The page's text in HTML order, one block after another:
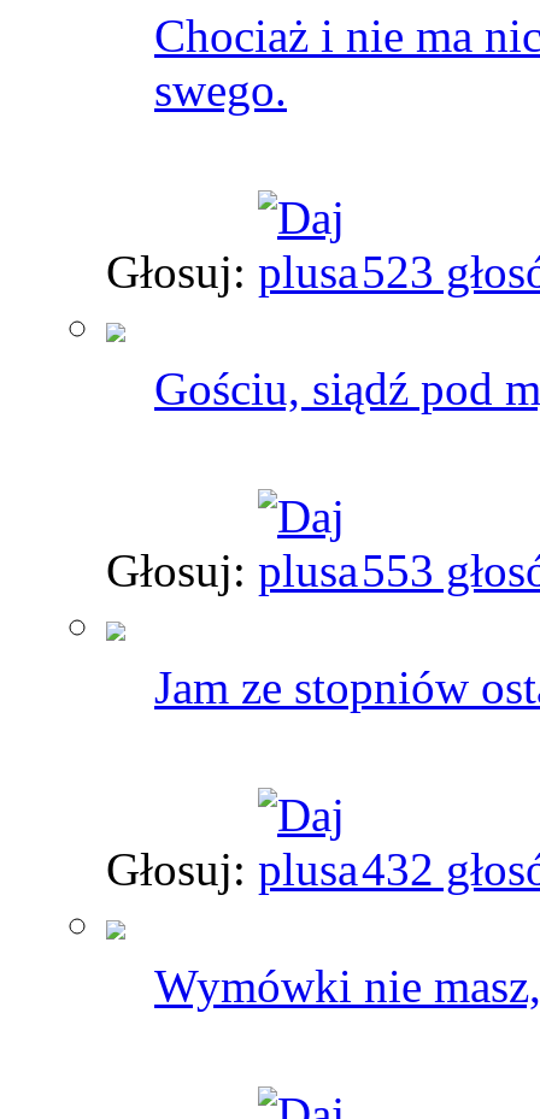
Chociaż i nie ma
swego.
Głosuj: 523
Gościu, siądź pod
Głosuj: 553
Jam ze stopniów
Głosuj: 432
Wymówki nie